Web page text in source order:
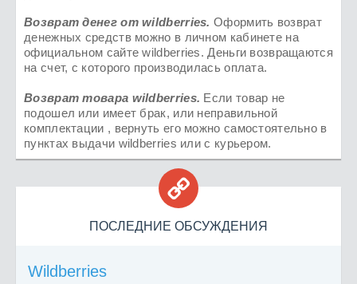
Возврат денег отwildberries. Оформить возврат
денежных средств можно в личном кабинете на
официальном сайте wildberries. Деньги возвращаются
на счет, с которого производилась оплата.
Возврат товара wildberries. Если товар не
подошел или имеет брак, или неправильной
комплектации , вернуть его можно самостоятельно в
пунктах выдачи wildberries или с курьером.

ПОСЛЕДНИЕ ОБСУЖДЕНИЯ
Wildberries